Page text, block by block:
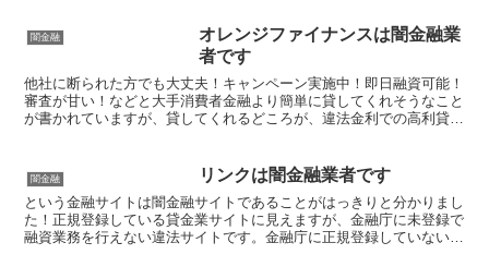
闇金融
オレンジファイナンスは闇金融業
者です
他社に断られた方でも大丈夫！キャンペーン実施中！即日融資可能！
審査が甘い！などと大手消費者金融より簡単に貸してくれそうなこと
が書かれていますが、貸してくれるどころが、違法金利での高利貸し
闇金融 リンクは闇金融業者です
という金融サイトは闇金融サイトであることがはっきりと分かりまし
た！正規登録している貸金業サイトに見えますが、金融庁に未登録で
融資業務を行えない違法サイトです。金融庁に正規登録していない未